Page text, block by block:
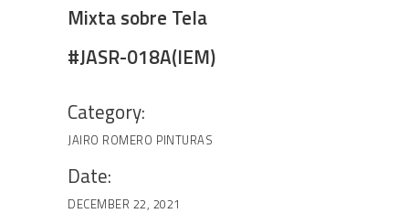
Mixta sobre Tela
#JASR-018A(IEM)
Category:
JAIRO ROMERO PINTURAS
Date:
DECEMBER 22, 2021